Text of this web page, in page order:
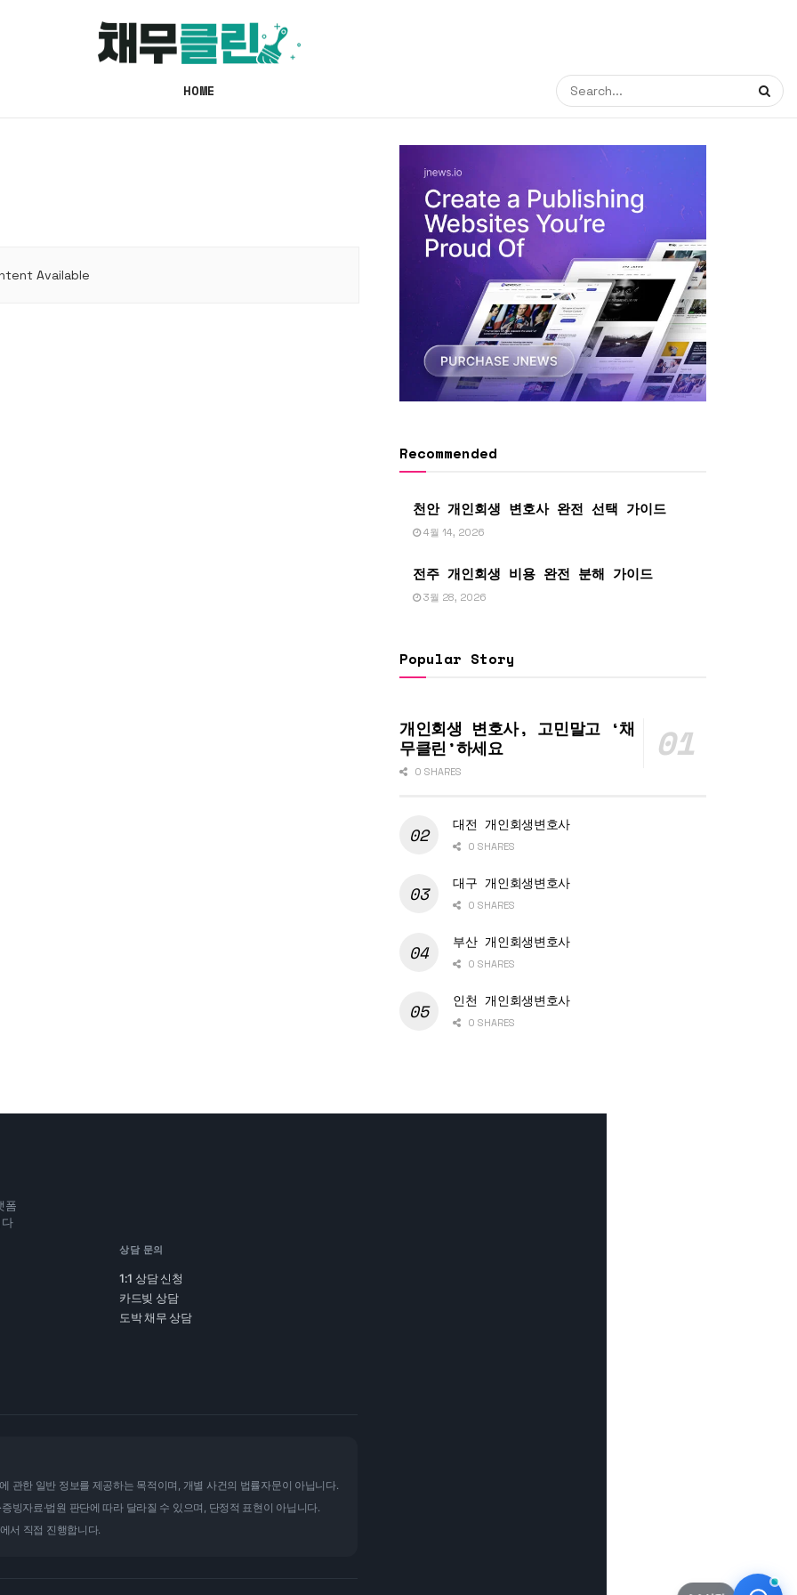
HOME
Available
Recommended
천안 개인회생 변호사 완전 선택 가이드
4월 14, 2026
전주 개인회생 비용 완전 분해 가이드
3월 28, 2026
Popular Story
개인회생 변호사, 고민말고 ‘채
무클린’하세요
0 SHARES
대전 개인회생변호사
0 SHARES
대구 개인회생변호사
0 SHARES
부산 개인회생변호사
0 SHARES
인천 개인회생변호사
0 SHARES
폼
상담 문의
1:1 상담 신청
카드빚 상담
도박 채무 상담
관한 일반 정보를 제공하는 목적이며, 개별 사건의 법률자문이 아닙니다.
빙자료·법원 판단에 따라 달라질 수 있으며, 단정적 표현이 아닙니다.
서 직접 진행합니다.